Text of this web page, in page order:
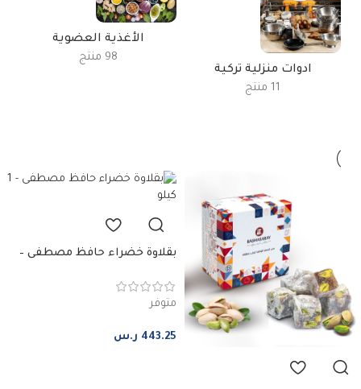
ادوات منزلية تركية
11 منتج
الأغذية العضوية
98 منتج
بقلاوة خضراء حافظ مصطفى –
متوفر
443.25 ر.س